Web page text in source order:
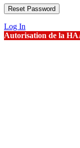
Log In
Autorisation de la